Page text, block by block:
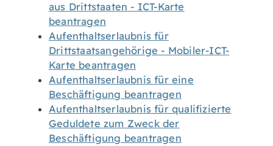
aus Drittstaaten - ICT-Karte
beantragen
Aufenthaltserlaubnis für
Drittstaatsangehörige - Mobiler-ICT-
Karte beantragen
Aufenthaltserlaubnis für eine
Beschäftigung beantragen
Aufenthaltserlaubnis für qualifizierte
Geduldete zum Zweck der
Beschäftigung beantragen